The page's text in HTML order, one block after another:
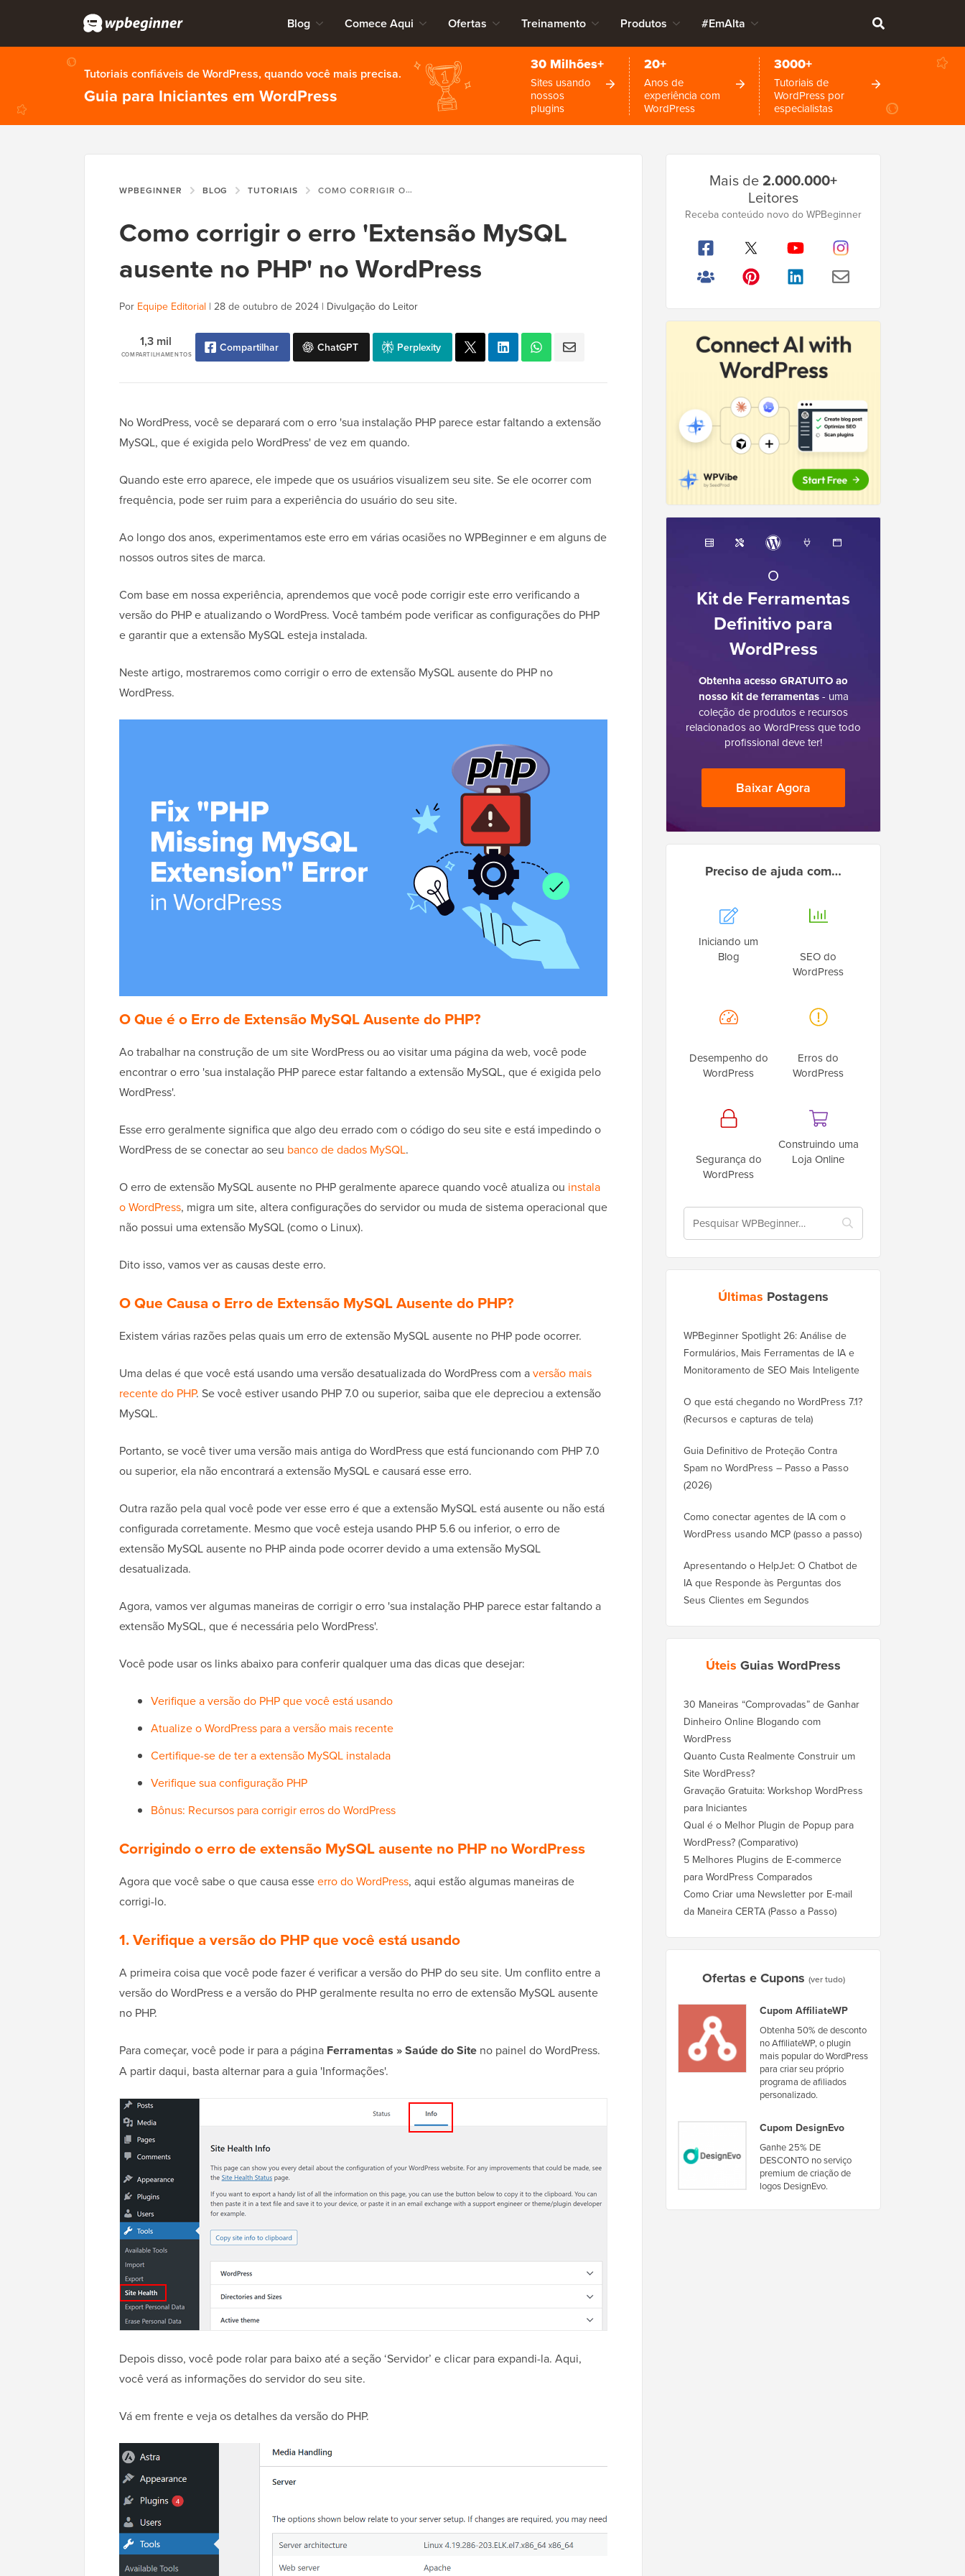
Blog Comece Aqui Ofertas Treinamento Produtos #EmAlta
Tutoriais confiáveis de WordPress, quando você mais precisa.
Guia para Iniciantes em WordPress
30 Milhões+
Sites usando
nossos
plugins
20+
Anos de
experiência com
WordPress
3000+
Tutoriais de
WordPress por
especialistas
WPBEGINNER BLOG TUTORIAIS COMO CORRIGIR O ERRO 'EXTENSÃO MYSQL AUSENTE NO PHP' NO WORDPRESS
Como corrigir o erro 'Extensão MySQL
ausente no PHP' no WordPress
Por Equipe Editorial | 28 de outubro de 2024 | Divulgação do Leitor
COMPARTILHAMENTOS
1,3 mil Compartilhar ChatGPT Perplexity
No WordPress, você se deparará com o erro 'sua instalação PHP parece estar faltando a extensão
MySQL, que é exigida pelo WordPress' de vez em quando.
Quando este erro aparece, ele impede que os usuários visualizem seu site. Se ele ocorrer com
frequência, pode ser ruim para a experiência do usuário do seu site.
Ao longo dos anos, experimentamos este erro em várias ocasiões no WPBeginner e em alguns de
nossos outros sites de marca.
Com base em nossa experiência, aprendemos que você pode corrigir este erro verificando a
versão do PHP e atualizando o WordPress. Você também pode verificar as configurações do PHP
e garantir que a extensão MySQL esteja instalada.
Neste artigo, mostraremos como corrigir o erro de extensão MySQL ausente do PHP no
WordPress.
O Que é o Erro de Extensão MySQL Ausente do PHP?
Ao trabalhar na construção de um site WordPress ou ao visitar uma página da web, você pode
encontrar o erro 'sua instalação PHP parece estar faltando a extensão MySQL, que é exigida pelo
WordPress'.
Esse erro geralmente significa que algo deu errado com o código do seu site e está impedindo o
WordPress de se conectar ao seu banco de dados MySQL.
O erro de extensão MySQL ausente no PHP geralmente aparece quando você atualiza ou instala
o WordPress, migra um site, altera configurações do servidor ou muda de sistema operacional que
não possui uma extensão MySQL (como o Linux).
Dito isso, vamos ver as causas deste erro.
O Que Causa o Erro de Extensão MySQL Ausente do PHP?
Existem várias razões pelas quais um erro de extensão MySQL ausente no PHP pode ocorrer.
Uma delas é que você está usando uma versão desatualizada do WordPress com aversão mais
recente do PHP. Se você estiver usando PHP 7.0 ou superior, saiba que ele depreciou a extensão
MySQL.
Portanto, se você tiver uma versão mais antiga do WordPress que está funcionando com PHP 7.0
ou superior, ela não encontrará a extensão MySQL e causará esse erro.
Outra razão pela qual você pode ver esse erro é que a extensão MySQL está ausente ou não está
configurada corretamente. Mesmo que você esteja usando PHP 5.6 ou inferior, o erro de
extensão MySQL ausente no PHP ainda pode ocorrer devido a uma extensão MySQL
desatualizada.
Agora, vamos ver algumas maneiras de corrigir o erro 'sua instalação PHP parece estar faltando a
extensão MySQL, que é necessária pelo WordPress'.
Você pode usar os links abaixo para conferir qualquer uma das dicas que desejar:
Verifique a versão do PHP que você está usando
Atualize o WordPress para a versão mais recente
Certifique-se de ter a extensão MySQL instalada
Verifique sua configuração PHP
Bônus: Recursos para corrigir erros do WordPress
Corrigindo o erro de extensão MySQL ausente no PHP no WordPress
Agora que você sabe o que causa esseerro do WordPress, aqui estão algumas maneiras de
corrigi-lo.
1. Verifique a versão do PHP que você está usando
A primeira coisa que você pode fazer é verificar a versão do PHP do seu site. Um conflito entre a
versão do WordPress e a versão do PHP geralmente resulta no erro de extensão MySQL ausente
no PHP.
Para começar, você pode ir para a página Ferramentas » Saúde do Site no painel do WordPress.
A partir daqui, basta alternar para a guia 'Informações'.
Depois disso, você pode rolar para baixo até a seção ‘Servidor’ e clicar para expandi-la. Aqui,
você verá as informações do servidor do seu site.
Vá em frente e veja os detalhes da versão do PHP.
Lateral
Principal
Mais de2.000.000+
Leitores
Receba conteúdo novo do WPBeginner
O
Kit de Ferramentas
Definitivo para
WordPress
Obtenha acesso GRATUITO ao
nosso kit de ferramentas- uma
coleção de produtos e recursos
relacionados ao WordPress que todo
profissional deve ter!
Baixar Agora
Preciso de ajuda com…
Iniciando um
Blog
SEO do
WordPress
Desempenho do
WordPress
Erros do
WordPress
Segurança do
WordPress
Construindo uma
Loja Online
Últimas Postagens
WPBeginner Spotlight 26: Análise de
Formulários, Mais Ferramentas de IA e
Monitoramento de SEO Mais Inteligente
O que está chegando no WordPress 7.1?
(Recursos e capturas de tela)
Guia Definitivo de Proteção Contra
Spam no WordPress – Passo a Passo
(2026)
Como conectar agentes de IA com o
WordPress usando MCP (passo a passo)
Apresentando o HelpJet: O Chatbot de
IA que Responde às Perguntas dos
Seus Clientes em Segundos
Úteis Guias WordPress
30 Maneiras “Comprovadas” de Ganhar
Dinheiro Online Blogando com
WordPress
Quanto Custa Realmente Construir um
Site WordPress?
Gravação Gratuita: Workshop WordPress
para Iniciantes
Qual é o Melhor Plugin de Popup para
WordPress? (Comparativo)
5 Melhores Plugins de E-commerce
para WordPress Comparados
Como Criar uma Newsletter por E-mail
da Maneira CERTA (Passo a Passo)
Ofertas e Cupons (ver tudo)
Cupom AffiliateWP
Obtenha 50% de desconto
no AffiliateWP, o plugin
mais popular do WordPress
para criar seu próprio
programa de afiliados
personalizado.
Cupom DesignEvo
Ganhe 25% DE
DESCONTO no serviço
premium de criação de
logos DesignEvo.